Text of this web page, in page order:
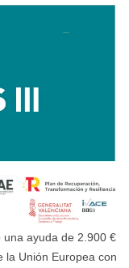
una ayuda de 2.900 €
la Unión Europea con